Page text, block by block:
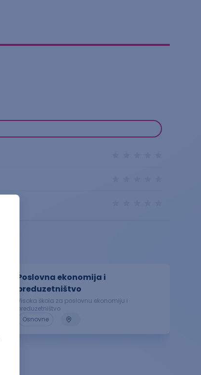
Poslovna ekonomija i
preduzetništvo
Visoka škola za poslovnu ekonomiju i
preduzetništvo
Osnovne